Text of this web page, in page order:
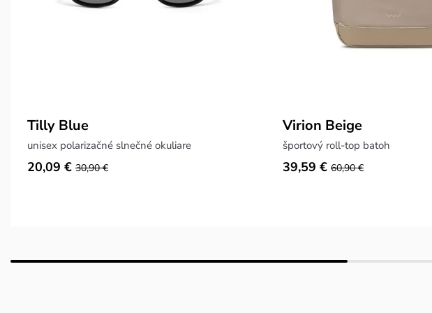
Tilly Blue
unisex polarizačné slnečné okuliare
20,09 € 30,90 €
Virion Beige
športový roll-top batoh
39,59 € 60,90 €